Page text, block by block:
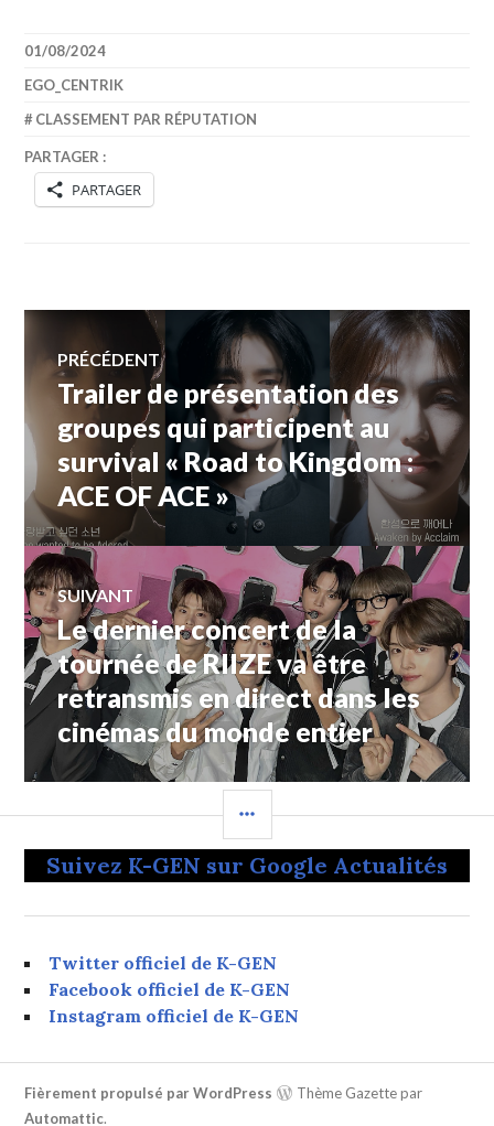
01/08/2024
EGO_CENTRIK
CLASSEMENT PAR RÉPUTATION
PARTAGER :
PARTAGER
Navigation
de
l’article
PRÉCÉDENT
Article
précédent :
Trailer de présentation des
groupes qui participent au
survival « Road to Kingdom :
ACE OF ACE »
SUIVANT
Article
Suivant:
Le dernier concert de la
tournée de RIIZE va être
retransmis en direct dans les
cinémas du monde entier
LATÉRALE
Suivez K-GEN sur Google Actualités
Twitter officiel de K-GEN
Facebook officiel de K-GEN
Instagram officiel de K-GEN
Fièrement propulsé par WordPress
Thème Gazette par
Automattic.